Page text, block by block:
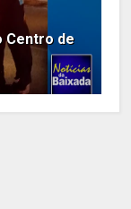
Centro de